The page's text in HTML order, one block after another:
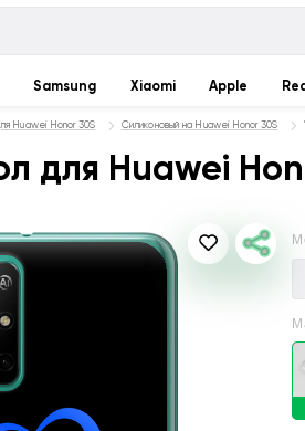
Samsung Xiaomi Apple
Huawei Honor 30S Силиконовый на Huawei Honor 30S
для Huawei